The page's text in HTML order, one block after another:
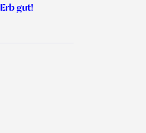
Erb gut!